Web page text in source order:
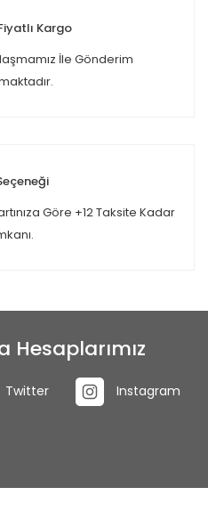
Kargo
İle Gönderim
Göre +12 Taksite Kadar
Hesaplarımız
Twitter Instagram